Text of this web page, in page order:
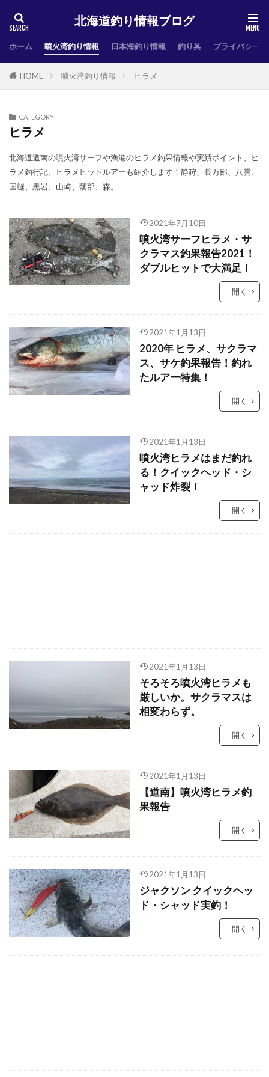
北海道釣り情報ブログ
ホーム 噴火湾釣り情報 日本海釣り情報 釣り具 プライバシー
HOME 噴火湾釣り情報 ヒラメ
CATEGORY
ヒラメ
北海道道南の噴火湾サーフや漁港のヒラメ釣果情報や実績ポイント、ヒ
ラメ釣行記。ヒラメヒットルアーも紹介します！静狩、長万部、八雲、
国縫、黒岩、山崎、落部、森。
2021年7月10日
噴火湾サーフヒラメ・サ
クラマス釣果報告2021！
ダブルヒットで大満足！
開く
2021年1月13日
2020年 ヒラメ、サクラマ
ス、サケ釣果報告！釣れ
たルアー特集！
開く
2021年1月13日
噴火湾ヒラメはまだ釣れ
る！クイックヘッド・シ
ャッド炸裂！
開く
2021年1月13日
そろそろ噴火湾ヒラメも
厳しいか。サクラマスは
相変わらず。
開く
2021年1月13日
【道南】噴火湾ヒラメ釣
果報告
開く
2021年1月13日
ジャクソン クイックヘッ
ド・シャッド実釣！
開く